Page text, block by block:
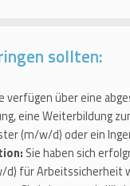
sollten:
verfügen über eine
eine Weiterbildung
(m/w/d) oder ein
Sie haben sich
d) für Arbeitssicherheit